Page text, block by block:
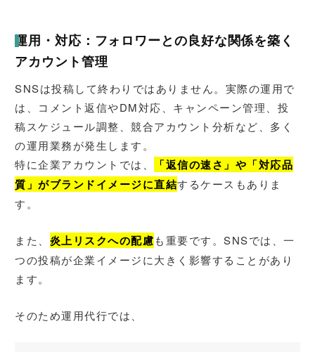
運用・対応：フォロワーとの良好な関係を築く
アカウント管理
SNSは投稿して終わりではありません。実際の運用で
は、コメント返信やDM対応、キャンペーン管理、投
稿スケジュール調整、競合アカウント分析など、多く
の運用業務が発生します。
特に企業アカウントでは、
「返信の速さ」や「対応品
質」がブランドイメージに直結するケースもありま
す。
また、 炎上リスクへの配慮も重要です。SNSでは、一
つの投稿が企業イメージに大きく影響することがあり
ます。
そのため運用代行では、